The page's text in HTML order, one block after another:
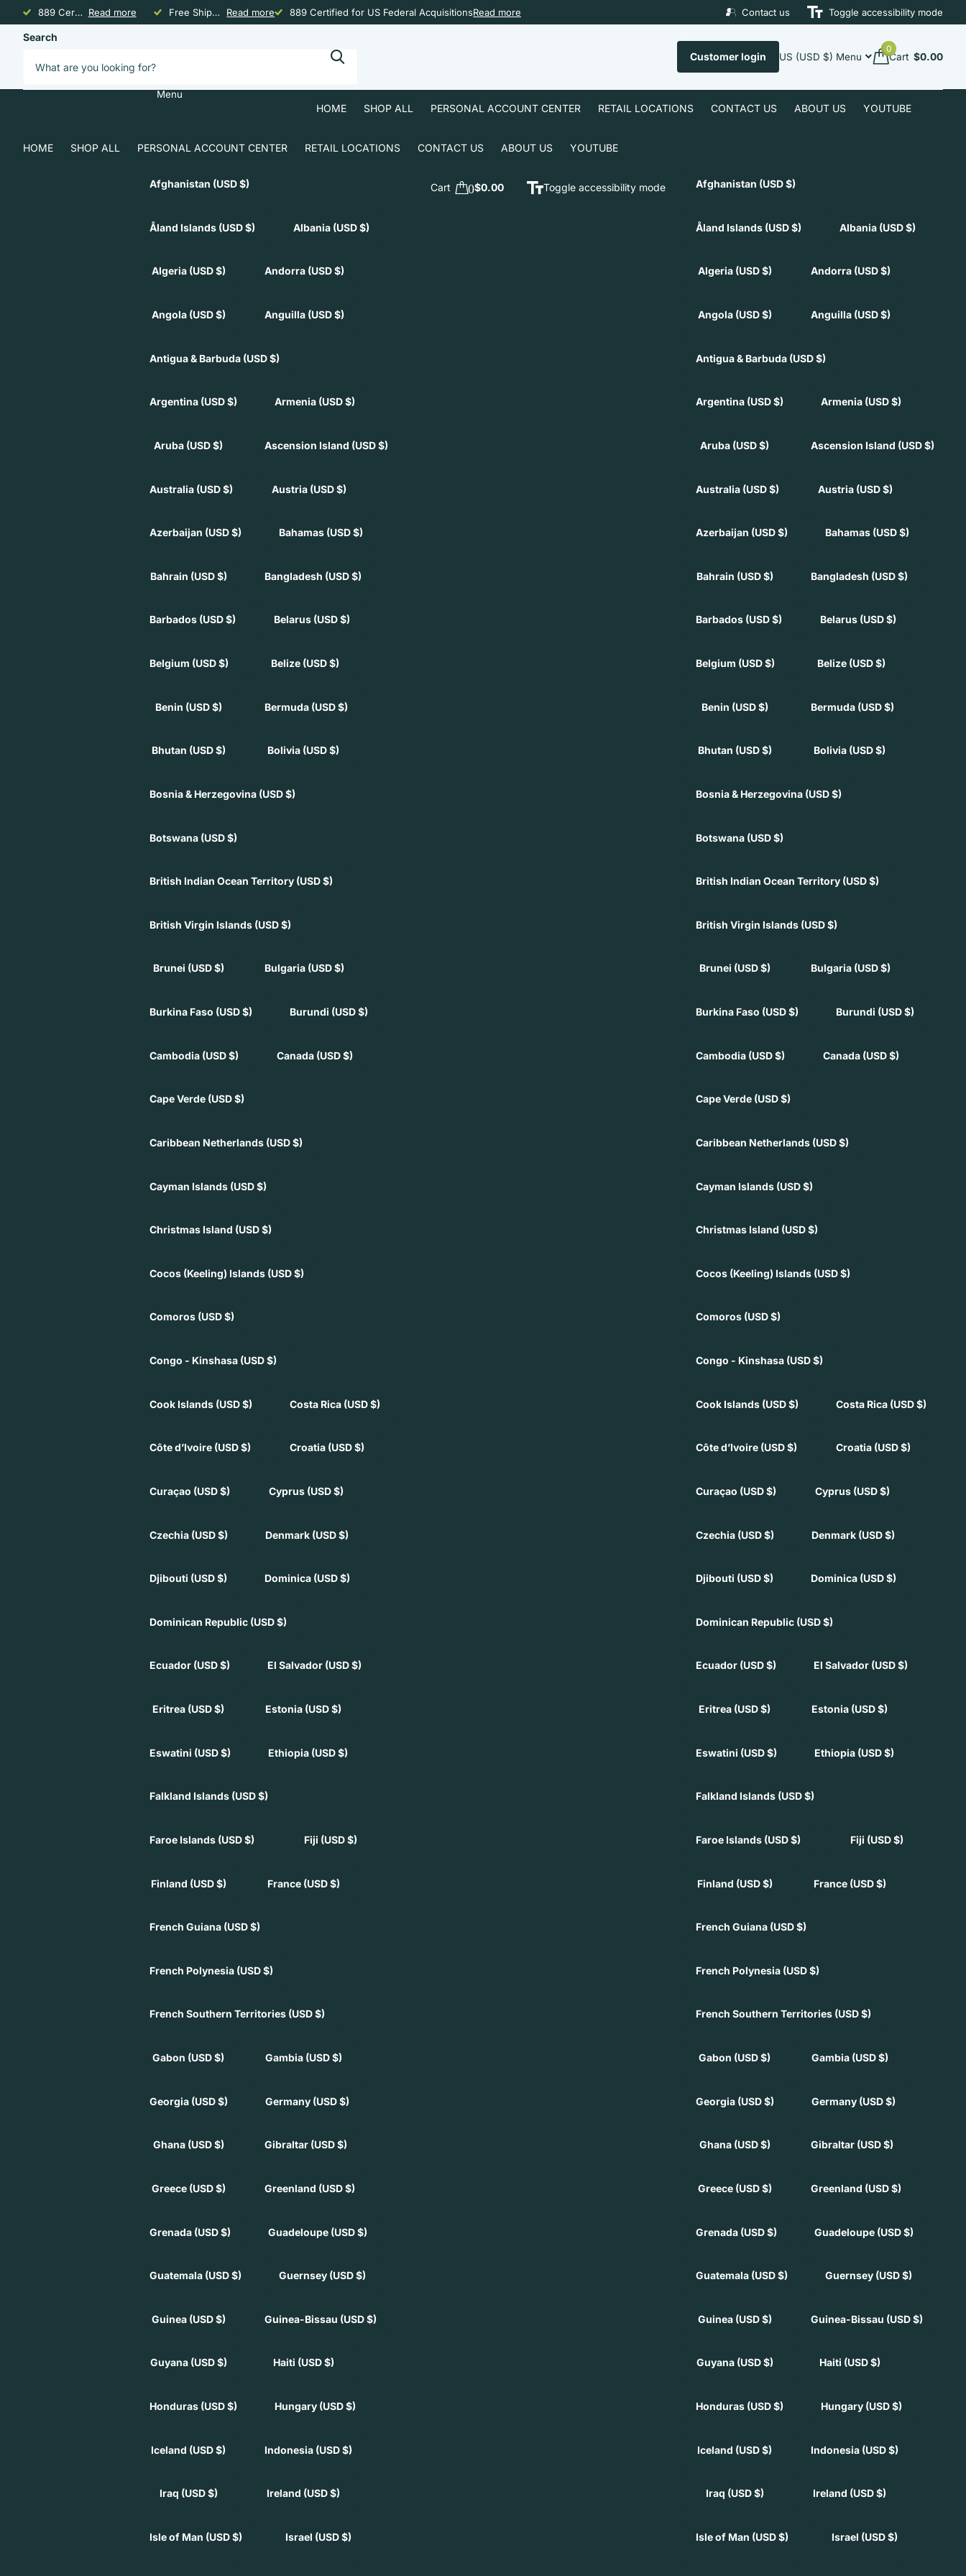
889 Certified for US Federal Acquisitions Read more Free Shipping above $24.95 Continental U.S. Read more 889 Certified for US Federal AcquisitionsRead more Contact us Toggle accessibility mode
Search
Customer login US (USD $) Menu Cart
0
$0.00
Menu
HOME SHOP ALL PERSONAL ACCOUNT CENTER RETAIL LOCATIONS CONTACT US ABOUT US YOUTUBE
HOME SHOP ALL PERSONAL ACCOUNT CENTER RETAIL LOCATIONS CONTACT US ABOUT US YOUTUBE
Afghanistan (USD $)
Åland Islands (USD $) Albania (USD $)
Algeria (USD $) Andorra (USD $)
Angola (USD $) Anguilla (USD $)
Antigua & Barbuda (USD $)
Argentina (USD $) Armenia (USD $)
Aruba (USD $) Ascension Island (USD $)
Australia (USD $) Austria (USD $)
Azerbaijan (USD $) Bahamas (USD $)
Bahrain (USD $) Bangladesh (USD $)
Barbados (USD $) Belarus (USD $)
Belgium (USD $) Belize (USD $)
Benin (USD $) Bermuda (USD $)
Bhutan (USD $) Bolivia (USD $)
Bosnia & Herzegovina (USD $)
Botswana (USD $)
British Indian Ocean Territory (USD $)
British Virgin Islands (USD $)
Brunei (USD $) Bulgaria (USD $)
Burkina Faso (USD $) Burundi (USD $)
Cambodia (USD $) Canada (USD $)
Cape Verde (USD $)
Caribbean Netherlands (USD $)
Cayman Islands (USD $)
Christmas Island (USD $)
Cocos (Keeling) Islands (USD $)
Comoros (USD $)
Congo - Kinshasa (USD $)
Cook Islands (USD $) Costa Rica (USD $)
Côte d’Ivoire (USD $) Croatia (USD $)
Curaçao (USD $) Cyprus (USD $)
Czechia (USD $) Denmark (USD $)
Djibouti (USD $) Dominica (USD $)
Dominican Republic (USD $)
Ecuador (USD $) El Salvador (USD $)
Eritrea (USD $) Estonia (USD $)
Eswatini (USD $) Ethiopia (USD $)
Falkland Islands (USD $)
Faroe Islands (USD $) Fiji (USD $)
Finland (USD $) France (USD $)
French Guiana (USD $)
French Polynesia (USD $)
French Southern Territories (USD $)
Gabon (USD $) Gambia (USD $)
Georgia (USD $) Germany (USD $)
Ghana (USD $) Gibraltar (USD $)
Greece (USD $) Greenland (USD $)
Grenada (USD $) Guadeloupe (USD $)
Guatemala (USD $) Guernsey (USD $)
Guinea (USD $) Guinea-Bissau (USD $)
Guyana (USD $) Haiti (USD $)
Honduras (USD $) Hungary (USD $)
Iceland (USD $) Indonesia (USD $)
Iraq (USD $) Ireland (USD $)
Isle of Man (USD $) Israel (USD $)
Cart 0$0.00 Toggle accessibility mode Afghanistan (USD $)
Åland Islands (USD $) Albania (USD $)
Algeria (USD $) Andorra (USD $)
Angola (USD $) Anguilla (USD $)
Antigua & Barbuda (USD $)
Argentina (USD $) Armenia (USD $)
Aruba (USD $) Ascension Island (USD $)
Australia (USD $) Austria (USD $)
Azerbaijan (USD $) Bahamas (USD $)
Bahrain (USD $) Bangladesh (USD $)
Barbados (USD $) Belarus (USD $)
Belgium (USD $) Belize (USD $)
Benin (USD $) Bermuda (USD $)
Bhutan (USD $) Bolivia (USD $)
Bosnia & Herzegovina (USD $)
Botswana (USD $)
British Indian Ocean Territory (USD $)
British Virgin Islands (USD $)
Brunei (USD $) Bulgaria (USD $)
Burkina Faso (USD $) Burundi (USD $)
Cambodia (USD $) Canada (USD $)
Cape Verde (USD $)
Caribbean Netherlands (USD $)
Cayman Islands (USD $)
Christmas Island (USD $)
Cocos (Keeling) Islands (USD $)
Comoros (USD $)
Congo - Kinshasa (USD $)
Cook Islands (USD $) Costa Rica (USD $)
Côte d’Ivoire (USD $) Croatia (USD $)
Curaçao (USD $) Cyprus (USD $)
Czechia (USD $) Denmark (USD $)
Djibouti (USD $) Dominica (USD $)
Dominican Republic (USD $)
Ecuador (USD $) El Salvador (USD $)
Eritrea (USD $) Estonia (USD $)
Eswatini (USD $) Ethiopia (USD $)
Falkland Islands (USD $)
Faroe Islands (USD $) Fiji (USD $)
Finland (USD $) France (USD $)
French Guiana (USD $)
French Polynesia (USD $)
French Southern Territories (USD $)
Gabon (USD $) Gambia (USD $)
Georgia (USD $) Germany (USD $)
Ghana (USD $) Gibraltar (USD $)
Greece (USD $) Greenland (USD $)
Grenada (USD $) Guadeloupe (USD $)
Guatemala (USD $) Guernsey (USD $)
Guinea (USD $) Guinea-Bissau (USD $)
Guyana (USD $) Haiti (USD $)
Honduras (USD $) Hungary (USD $)
Iceland (USD $) Indonesia (USD $)
Iraq (USD $) Ireland (USD $)
Isle of Man (USD $) Israel (USD $)